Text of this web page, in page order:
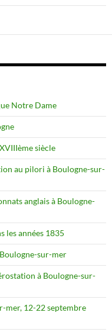
Notre Dame
siècle
au pilori à Boulogne-sur-
anglais à Boulogne-
les années 1835
sur-mer
à Boulogne-sur-
mer, 12-22 septembre